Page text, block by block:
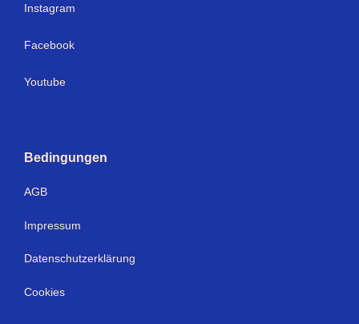
Instagram
Facebook
Youtube
Bedingungen
AGB
Impressum
Datenschutzerklärung
Cookies